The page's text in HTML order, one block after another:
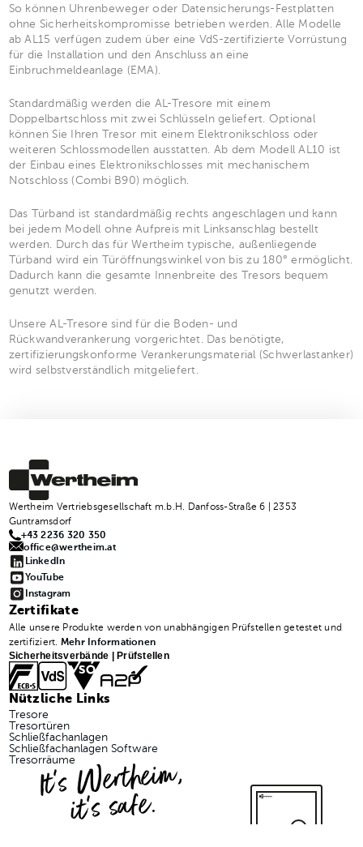
So können Uhrenbeweger oder Datensicherungs-Festplatten
ohne Sicherheitskompromisse betrieben werden. Alle Modelle
ab AL15 verfügen zudem über eine VdS-zertifizierte Vorrüstung
für die Installation und den Anschluss an eine
Einbruchmeldeanlage (EMA).
Standardmäßig werden die AL-Tresore mit einem
Doppelbartschloss mit zwei Schlüsseln geliefert. Optional
können Sie Ihren Tresor mit einem Elektronikschloss oder
weiteren Schlossmodellen ausstatten. Ab dem Modell AL10 ist
der Einbau eines Elektronikschlosses mit mechanischem
Notschloss (Combi B90) möglich.
Das Türband ist standardmäßig rechts angeschlagen und kann
bei jedem Modell ohne Aufpreis mit Linksanschlag bestellt
werden. Durch das für Wertheim typische, außenliegende
Türband wird ein Türöffnungswinkel von bis zu 180° ermöglicht.
Dadurch kann die gesamte Innenbreite des Tresors bequem
genutzt werden.
Unsere AL-Tresore sind für die Boden- und
Rückwandverankerung vorgerichtet. Das benötigte,
zertifizierungskonforme Verankerungsmaterial (Schwerlastanker)
wird selbstverständlich mitgeliefert.
Wertheim Vertriebsgesellschaft m.b.H. Danfoss-Straße 6 | 2353
Guntramsdorf
+43 2236 320 350
office@wertheim.at
LinkedIn
YouTube
Instagram
Zertifikate
Alle unsere Produkte werden von unabhängigen Prüfstellen getestet und
zertifiziert. Mehr Informationen
Sicherheitsverbände | Prüfstellen
Nützliche Links
Tresore
Tresortüren
Schließfachanlagen
Schließfachanlagen Software
Tresorräume
It's Wertheim,
it's safe.